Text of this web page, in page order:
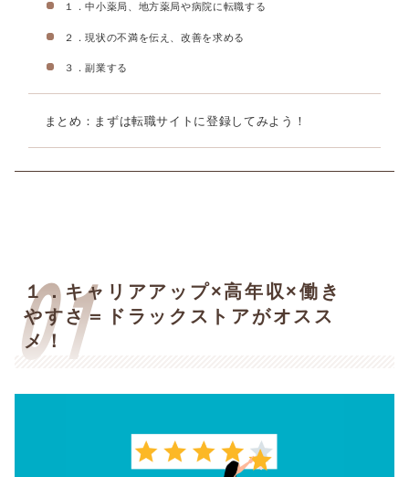
１．中小薬局、地方薬局や病院に転職する
２．現状の不満を伝え、改善を求める
３．副業する
まとめ：まずは転職サイトに登録してみよう！
１． キャリアアップ×高年収×働き
やすさ＝ドラックストアがオスス
メ！